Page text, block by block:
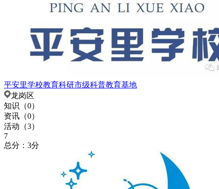
平安里学校教育科研市级科普教育基地
龙岗区
知识（0）
资讯（0）
活动（3）
7
总分：3分